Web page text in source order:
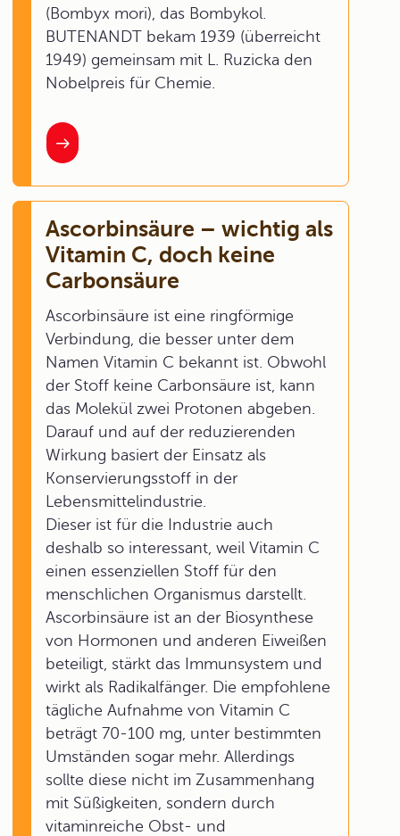
(Bombyx mori), das Bombykol.
BUTENANDT bekam 1939 (überreicht
1949) gemeinsam mit L. Ruzicka den
Nobelpreis für Chemie.
Ascorbinsäure – wichtig als
Vitamin C, doch keine
Carbonsäure
Ascorbinsäure ist eine ringförmige
Verbindung, die besser unter dem
Namen Vitamin C bekannt ist. Obwohl
der Stoff keine Carbonsäure ist, kann
das Molekül zwei Protonen abgeben.
Darauf und auf der reduzierenden
Wirkung basiert der Einsatz als
Konservierungsstoff in der
Lebensmittelindustrie.
Dieser ist für die Industrie auch
deshalb so interessant, weil Vitamin C
einen essenziellen Stoff für den
menschlichen Organismus darstellt.
Ascorbinsäure ist an der Biosynthese
von Hormonen und anderen Eiweißen
beteiligt, stärkt das Immunsystem und
wirkt als Radikalfänger. Die empfohlene
tägliche Aufnahme von Vitamin C
beträgt 70-100 mg, unter bestimmten
Umständen sogar mehr. Allerdings
sollte diese nicht im Zusammenhang
mit Süßigkeiten, sondern durch
vitaminreiche Obst- und